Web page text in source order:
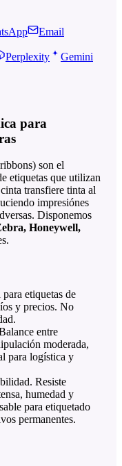
Email
Perplexity
Gemini
para
son el
etiquetas que utilizan
transfiere tinta al
impresiónes
Disponemos
Honeywell,
etiquetas de
y precios. No
entre
moderada,
para logística y
Resiste
humedad y
para etiquetado
permanentes.